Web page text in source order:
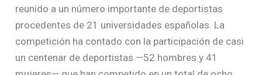
reunido a un número importante de deportistas
procedentes de 21 universidades españolas. La
competición ha contado con la participación de casi
un centenar de deportistas —52 hombres y 41